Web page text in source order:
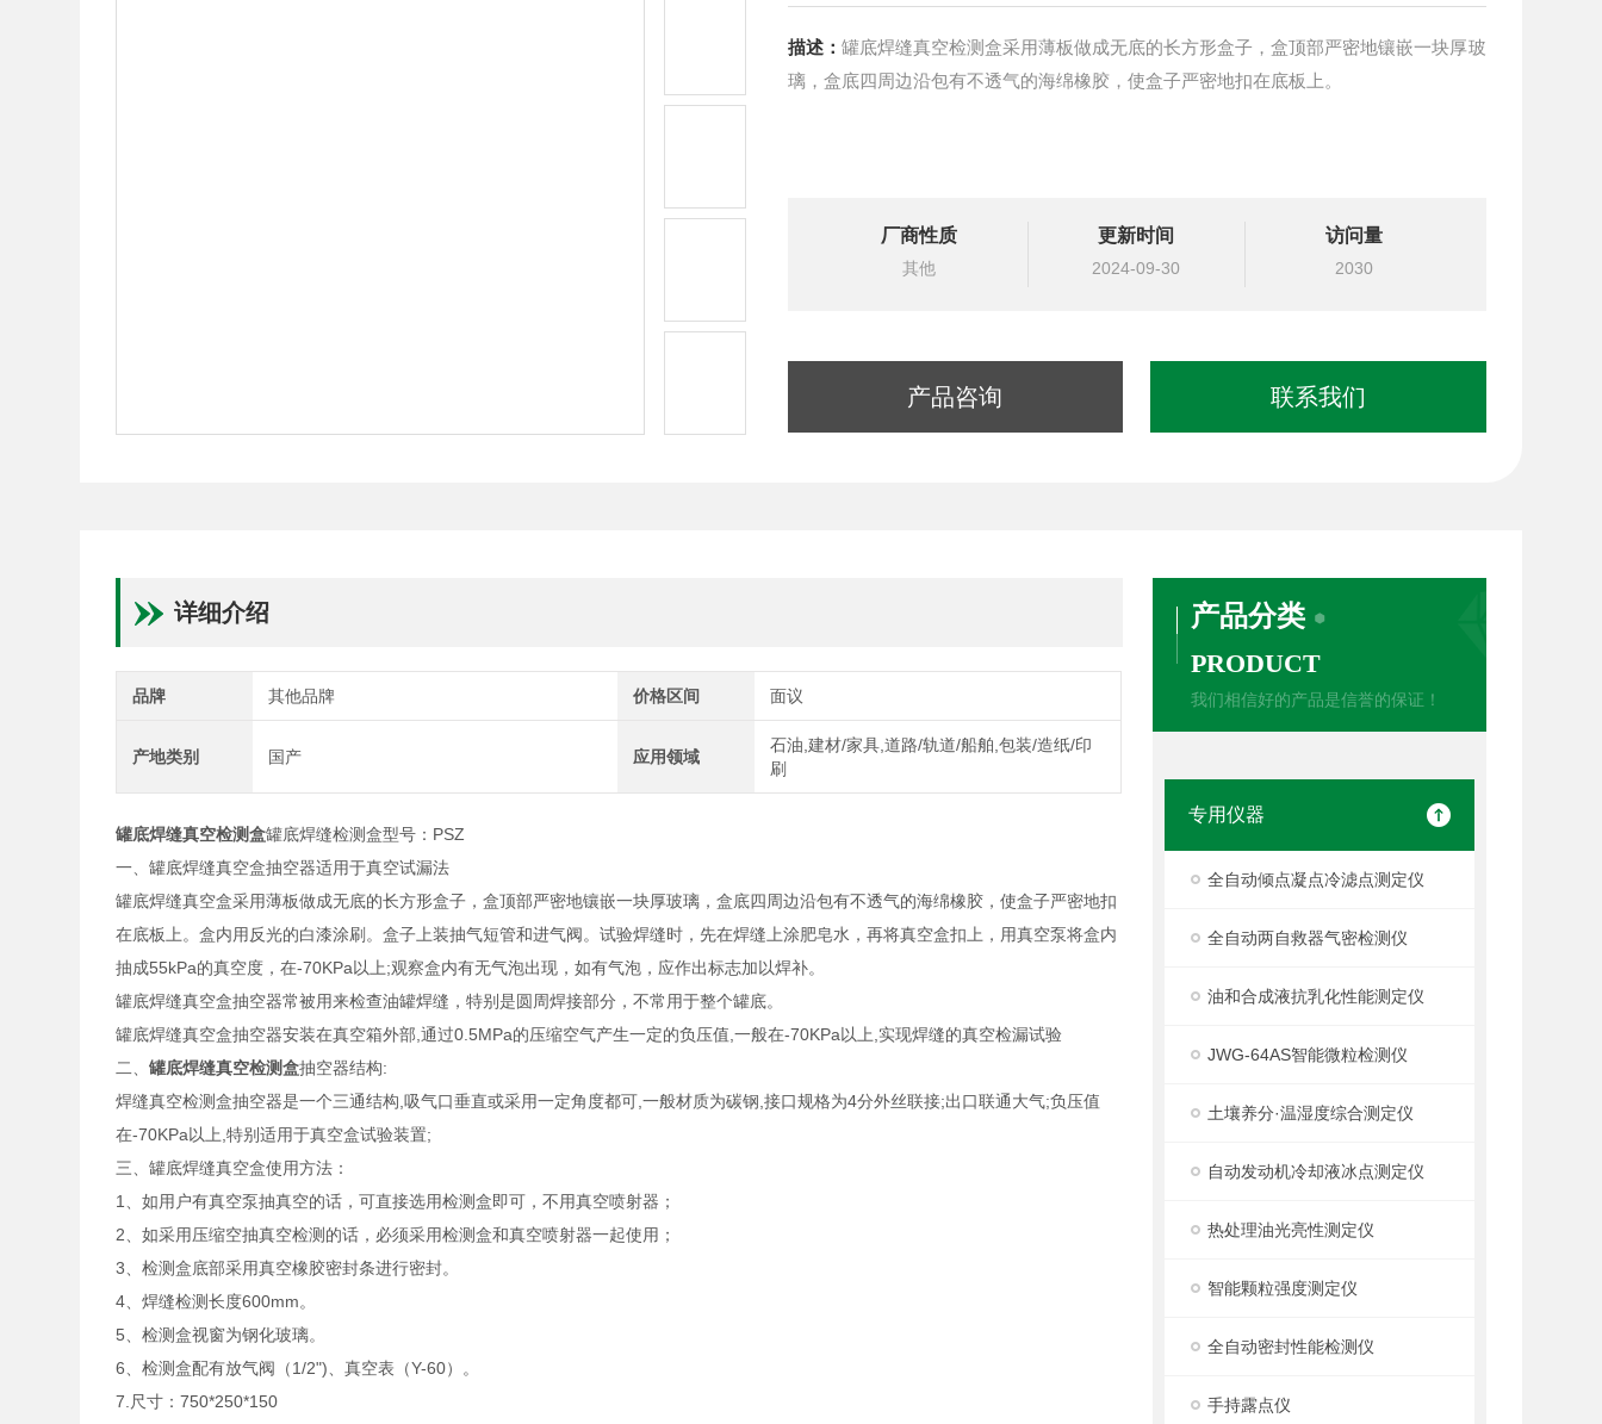
描述： 罐底焊缝真空检测盒采用薄板做成无底的长方形盒子，盒顶部严密地镶嵌一块厚玻
璃，盒底四周边沿包有不透气的海绵橡胶，使盒子严密地扣在底板上。
厂商性质
其他
更新时间
2024-09-30
访问量
2030
产品咨询 联系我们
产品分类
PRODUCT
我们相信好的产品是信誉的保证！
专用仪器
全自动倾点凝点冷滤点测定仪
全自动两自救器气密检测仪
油和合成液抗乳化性能测定仪
JWG-64AS智能微粒检测仪
土壤养分·温湿度综合测定仪
自动发动机冷却液冰点测定仪
热处理油光亮性测定仪
智能颗粒强度测定仪
全自动密封性能检测仪
手持露点仪
详细介绍
品牌 其他品牌 价格区间 面议
产地类别 国产 应用领域
石油,建材/家具,道路/轨道/船舶,包装/造纸/印
刷
罐底焊缝真空检测盒罐底焊缝检测盒型号：PSZ
一、罐底焊缝真空盒抽空器适用于真空试漏法
罐底焊缝真空盒采用薄板做成无底的长方形盒子，盒顶部严密地镶嵌一块厚玻璃，盒底四周边沿包有不透气的海绵橡胶，使盒子严密地扣
在底板上。盒内用反光的白漆涂刷。盒子上装抽气短管和进气阀。试验焊缝时，先在焊缝上涂肥皂水，再将真空盒扣上，用真空泵将盒内
抽成55kPa的真空度，在-70KPa以上;观察盒内有无气泡出现，如有气泡，应作出标志加以焊补。
罐底焊缝真空盒抽空器常被用来检查油罐焊缝，特别是圆周焊接部分，不常用于整个罐底。
罐底焊缝真空盒抽空器安装在真空箱外部,通过0.5MPa的压缩空气产生一定的负压值,一般在-70KPa以上,实现焊缝的真空检漏试验
二、罐底焊缝真空检测盒抽空器结构:
焊缝真空检测盒抽空器是一个三通结构,吸气口垂直或采用一定角度都可,一般材质为碳钢,接口规格为4分外丝联接;出口联通大气;负压值
在-70KPa以上,特别适用于真空盒试验装置;
三、罐底焊缝真空盒使用方法：
1、如用户有真空泵抽真空的话，可直接选用检测盒即可，不用真空喷射器；
2、如采用压缩空抽真空检测的话，必须采用检测盒和真空喷射器一起使用；
3、检测盒底部采用真空橡胶密封条进行密封。
4、焊缝检测长度600mm。
5、检测盒视窗为钢化玻璃。
6、检测盒配有放气阀（1/2")、真空表（Y-60）。
7.尺寸：750*250*150